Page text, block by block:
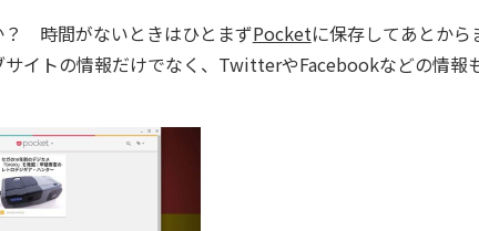
？ 時間がないときはひとまずPocketに保存してあとから
イトの情報だけでなく、TwitterやFacebookなどの情報